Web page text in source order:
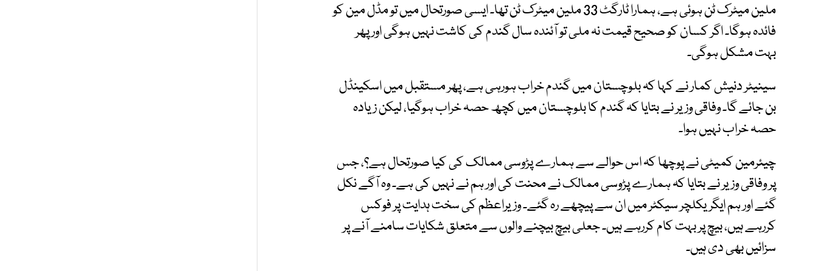
ملین میٹرک ٹن ہوئی ہے، ہمارا ٹارگٹ 33 ملین میٹرک ٹن تھا۔ ایسی صورتحال میں تو مڈل مین کو
فائدہ ہوگا۔ اگر کسان کو صحیح قیمت نہ ملی تو آئندہ سال گندم کی کاشت نہیں ہوگی اور پھر
بہت مشکل ہوگی۔
سینیٹر دنیش کمار نے کہا کہ بلوچستان میں گندم خراب ہورہی ہے، پھر مستقبل میں اسکینڈل
بن جائے گا۔ وفاقی وزیر نے بتایا کہ گندم کا بلوچستان میں کچھ حصہ خراب ہوگیا، لیکن زیادہ
حصہ خراب نہیں ہوا۔
چیئرمین کمیٹی نے پوچھا کہ اس حوالے سے ہمارے پڑوسی ممالک کی کیا صورتحال ہے؟، جس
پر وفاقی وزیر نے بتایا کہ ہمارے پڑوسی ممالک نے محنت کی اور ہم نے نہیں کی ہے۔ وہ آگے نکل
گئے اور ہم ایگریکلچر سیکٹر میں ان سے پیچھے رہ گئے۔ وزیراعظم کی سخت ہدایت پر فوکس
کررہے ہیں، بیچ پر بہت کام کررہے ہیں۔ جعلی بیچ بیچنے والوں سے متعلق شکایات سامنے آنے پر
سزائیں بھی دی ہیں۔